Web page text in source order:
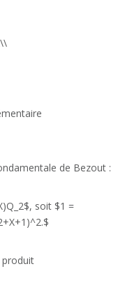
de Bezout :
soit $1 =
produit